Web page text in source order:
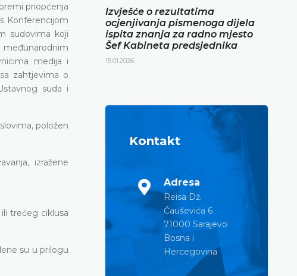
priopćenja
Konferencijom
sudovima koji
medija i
zahtjevima o
suda i
položen
izražene
trećeg ciklusa
su u prilogu
Izvješće o rezultatima
ocjenjivanja pismenoga dijela
ispita znanja za radno mjesto
Šef Kabineta predsjednika
15.01.2026.
Kontakt
Adresa
Reisa Dž.
Čauševića 6
71000 Sarajevo
Bosna i
Hercegovina